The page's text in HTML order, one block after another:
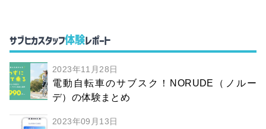
サブヒカスタッフ体験レポート
2023年11月28日
電動自転車のサブスク！NORUDE（ノルー
デ）の体験まとめ
2023年09月13日